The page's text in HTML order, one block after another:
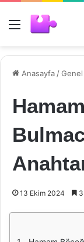
Menü
Anasayfa /Genel
13 Ekim 2024